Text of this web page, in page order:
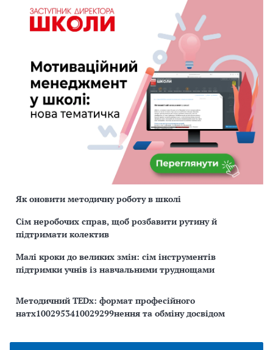
Як оновити методичну роботу в школі
Сім неробочих справ, щоб розбавити рутину й
підтримати колектив
Малі кроки до великих змін: сім інструментів
підтримки учнів із навчальними труднощами
Методичний TEDx: формат професійного
натх1002953410029299нення та обміну досвідом